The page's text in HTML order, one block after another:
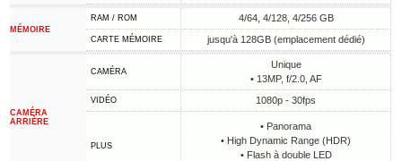
MÉMOIRE
RAM / ROM 4/64, 4/128, 4/256 GB
CARTE MÉMOIRE jusqu'à 128GB (emplacement dédié)
CAMÉRA
ARRIÈRE
CAMÉRA
Unique
• 13MP, f/2.0, AF
VIDÉO 1080p - 30fps
PLUS
• Panorama
• High Dynamic Range (HDR)
• Flash à double LED